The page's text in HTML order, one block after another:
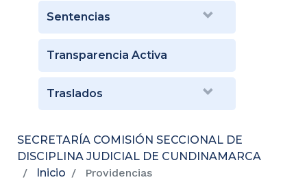
Sentencias
Transparencia Activa
Traslados
SECRETARÍA COMISIÓN SECCIONAL DE
DISCIPLINA JUDICIAL DE CUNDINAMARCA
Inicio
Providencias